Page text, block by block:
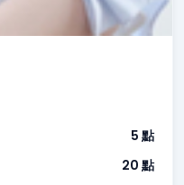
5 點
20 點